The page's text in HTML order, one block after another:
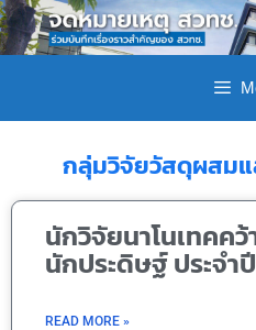
กลุ่มวิจัยวัสดุผสมแ
นักวิจัยนาโนเทคคว้
นักประดิษฐ์ ประจำ
READ MORE »